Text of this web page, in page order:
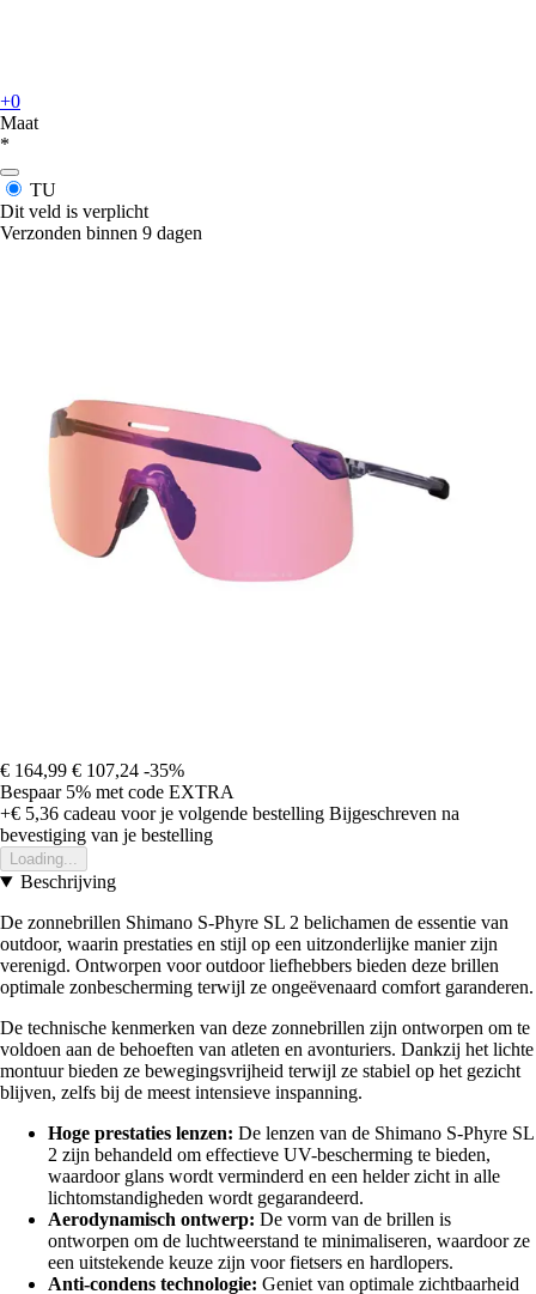
+0
Maat
*
TU
Dit veld is verplicht
Verzonden binnen 9 dagen
€ 164,99 € 107,24 -35%
Bespaar 5% met code EXTRA
+€ 5,36 cadeau voor je volgende bestelling Bijgeschreven na
bevestiging van je bestelling
Loading...
Beschrijving
De zonnebrillen Shimano S-Phyre SL 2 belichamen de essentie van
outdoor, waarin prestaties en stijl op een uitzonderlijke manier zijn
verenigd. Ontworpen voor outdoor liefhebbers bieden deze brillen
optimale zonbescherming terwijl ze ongeëvenaard comfort garanderen.
De technische kenmerken van deze zonnebrillen zijn ontworpen om te
voldoen aan de behoeften van atleten en avonturiers. Dankzij het lichte
montuur bieden ze bewegingsvrijheid terwijl ze stabiel op het gezicht
blijven, zelfs bij de meest intensieve inspanning.
Hoge prestaties lenzen: De lenzen van de Shimano S-Phyre SL
2 zijn behandeld om effectieve UV-bescherming te bieden,
waardoor glans wordt verminderd en een helder zicht in alle
lichtomstandigheden wordt gegarandeerd.
Aerodynamisch ontwerp: De vorm van de brillen is
ontworpen om de luchtweerstand te minimaliseren, waardoor ze
een uitstekende keuze zijn voor fietsers en hardlopers.
Anti-condens technologie: Geniet van optimale zichtbaarheid